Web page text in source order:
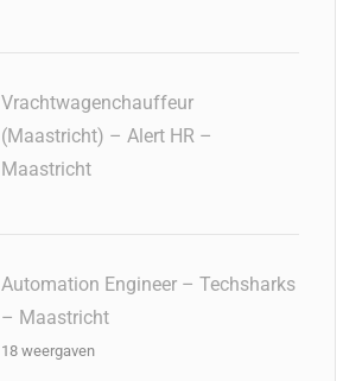
Vrachtwagenchauffeur
(Maastricht) – Alert HR –
Maastricht
Automation Engineer – Techsharks
– Maastricht
18 weergaven